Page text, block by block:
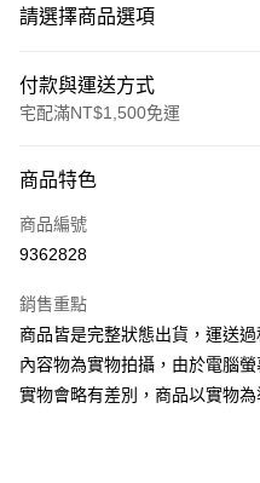
請選擇商品選項
付款與運送方式
宅配滿NT$1,500免運
信用卡一次付款
LINE Pay
悠遊付
AFTEE先享後付
相關說明
商品特色
商品編號
9362828
銷售重點
商品皆是完整狀態出貨，運送
內容物為實物拍攝，由於電腦
實物會略有差別，商品以實物為